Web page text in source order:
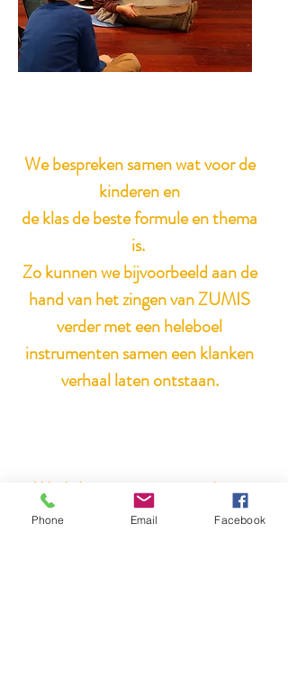
We bespreken samen wat voor de
kinderen en
de klas de beste formule en thema
is.
Zo kunnen we bijvoorbeeld aan de
hand van het zingen van ZUMIS
verder met een heleboel
instrumenten samen een klanken
verhaal laten ontstaan.
Workshop: vorm en aantal uren
samen te bespreken + muziek en
Phone Email Facebook